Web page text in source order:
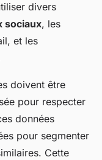
divers
sociaux, les
et les
doivent être
pour respecter
données
pour segmenter
Cette